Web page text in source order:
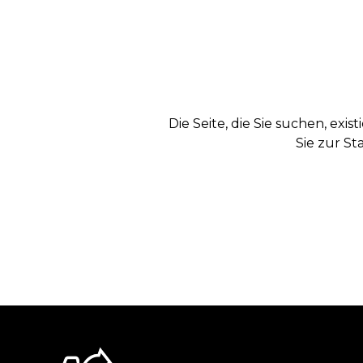
Die Seite, die Sie suchen,
Sie zur